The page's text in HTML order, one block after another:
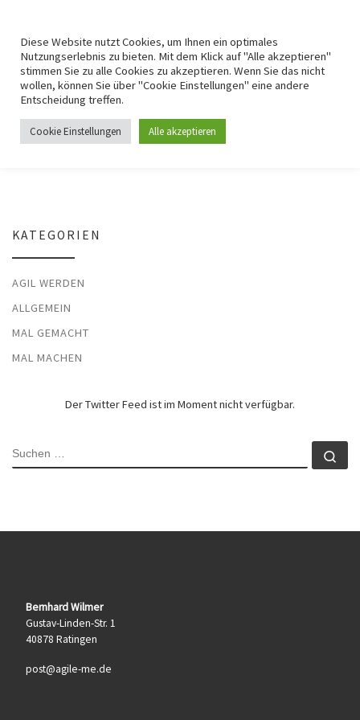
Startseite »Startseite
Startseite
KATEGORIEN
AGIL WERDEN
ALLGEMEIN
MAL GEMACHT
MAL MACHEN
Der Twitter Feed ist im Moment nicht verfügbar.
SUCHE
Bernhard Wilmer
Gustav-Linden-Str. 1
40878 Ratingen
post@agile-me.de
Diese Website nutzt Cookies, um Ihnen ein optimales
Nutzungserlebnis zu bieten. Mit dem Klick auf "Alle akzeptieren"
stimmen Sie zu alle Cookies zu akzeptieren. Wenn Sie das nicht
wollen, können Sie über "Cookie Einstellungen" eine andere
Entscheidung treffen.
Cookie Einstellungen Alle akzeptieren